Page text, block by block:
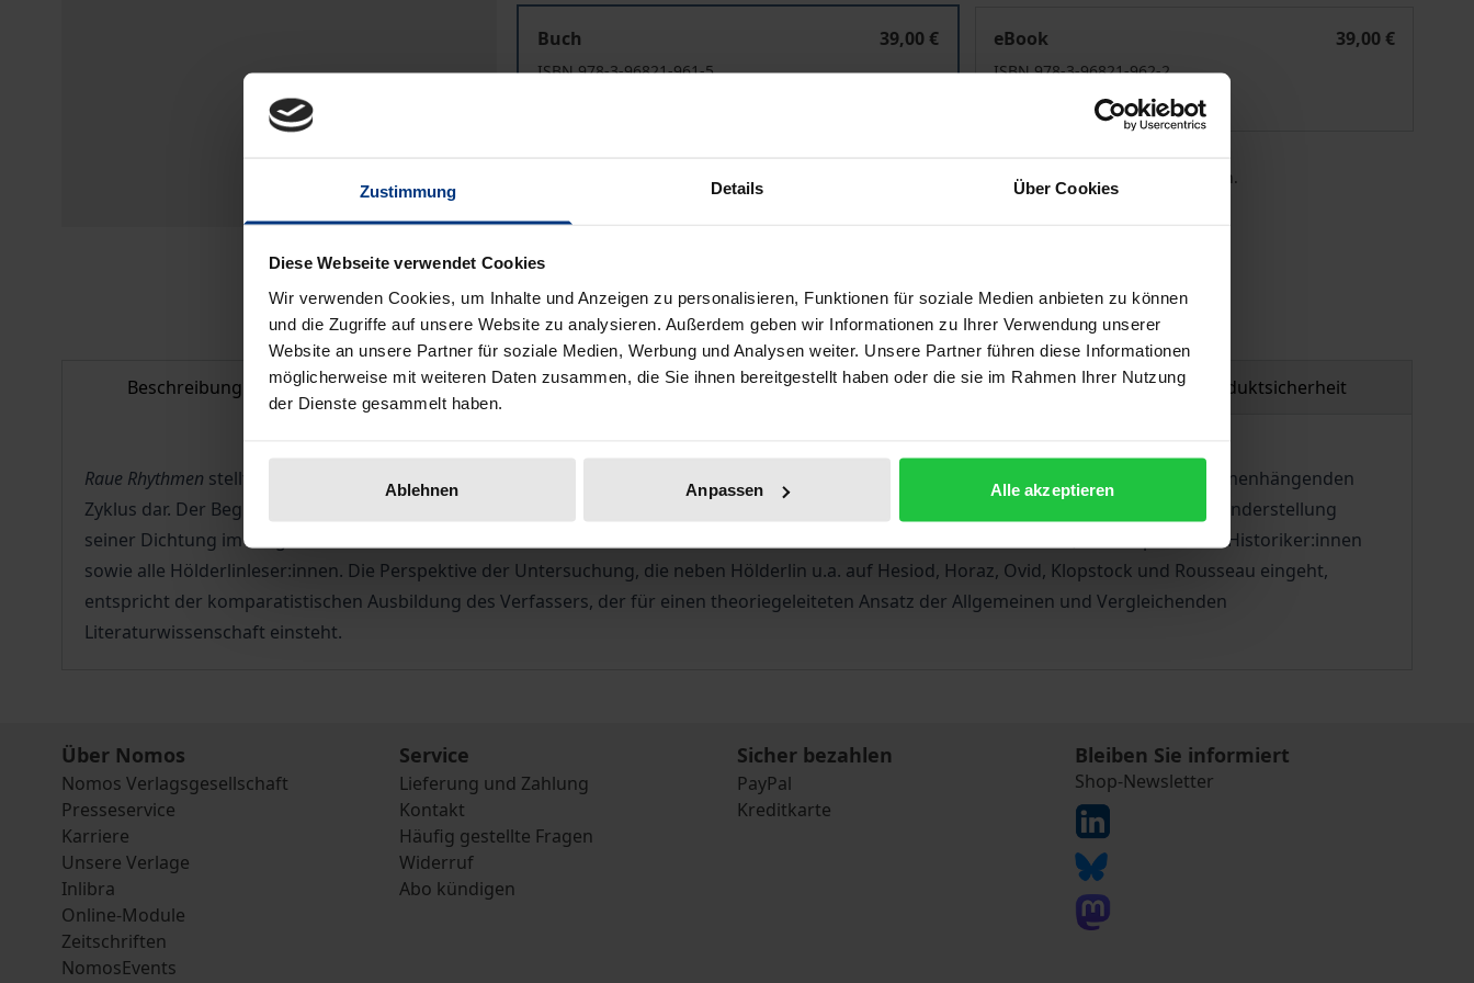
Zustimmung Details Über Cookies
Diese Webseite verwendet Cookies
Wir verwenden Cookies, um Inhalte und Anzeigen zu personalisieren, Funktionen für soziale Medien anbieten zu können
und die Zugriffe auf unsere Website zu analysieren. Außerdem geben wir Informationen zu Ihrer Verwendung unserer
Website an unsere Partner für soziale Medien, Werbung und Analysen weiter. Unsere Partner führen diese Informationen
möglicherweise mit weiteren Daten zusammen, die Sie ihnen bereitgestellt haben oder die sie im Rahmen Ihrer Nutzung
der Dienste gesammelt haben.
Ablehnen Anpassen Alle akzeptieren
Buch
39,00 €
ISBN 978-3-96821-961-5
eBook
39,00 €
ISBN 978-3-96821-962-2
Preisangaben inkl. MwSt. Abhängig von der Lieferadresse kann die MwSt. an der Kasse variieren.
Beschreibung Bibliografische Angaben Rezensionen Zusatzmaterial Produktsicherheit
Raue Rhythmen stellt Hölderlins Nachtgesänge
, die letzten der von ihm zu Lebzeiten veröffentlichten Texte, zum ersten Mal als einen zusammenhängenden
Zyklus dar. Der Begriff des Rhythmus erlaubt es, Hölderlins geschichtliche Signatur auf dem Weg der Moderne nachzuzeichnen und die Sonderstellung
seiner Dichtung im Vergleich zu Schiller und Goethe herauszustellen. Die Studie richtet sich an Literaturwissenschaftler, Philosophen und Historiker:innen
sowie alle Hölderlinleser:innen. Die Perspektive der Untersuchung, die neben Hölderlin u.a. auf Hesiod, Horaz, Ovid, Klopstock und Rousseau eingeht,
entspricht der komparatistischen Ausbildung des Verfassers, der für einen theoriegeleiteten Ansatz der Allgemeinen und Vergleichenden
Literaturwissenschaft einsteht.
Über Nomos
Nomos Verlagsgesellschaft
Presseservice
Karriere
Unsere Verlage
Inlibra
Online-Module
Zeitschriften
NomosEvents
Service
Lieferung und Zahlung
Kontakt
Häufig gestellte Fragen
Widerruf
Abo kündigen
Sicher bezahlen
PayPal
Kreditkarte
Bleiben Sie informiert
Shop-Newsletter